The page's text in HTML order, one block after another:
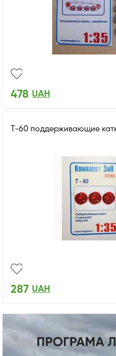
478 UAH
Т-60 поддерживающие
287 UAH